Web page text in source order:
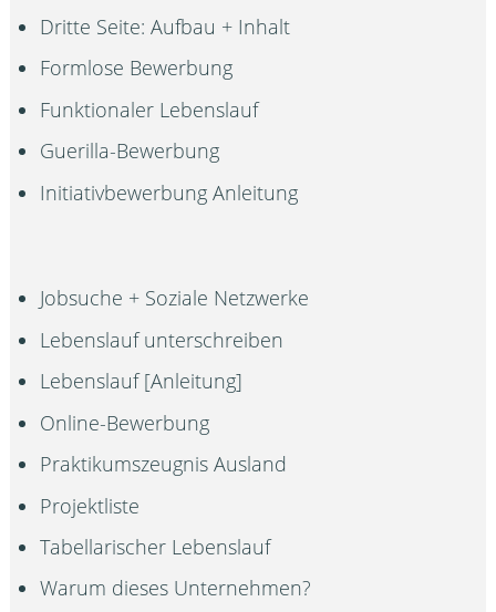
Dritte Seite: Aufbau + Inhalt
Formlose Bewerbung
Funktionaler Lebenslauf
Guerilla-Bewerbung
Initiativbewerbung Anleitung
Jobsuche + Soziale Netzwerke
Lebenslauf unterschreiben
Lebenslauf [Anleitung]
Online-Bewerbung
Praktikumszeugnis Ausland
Projektliste
Tabellarischer Lebenslauf
Warum dieses Unternehmen?